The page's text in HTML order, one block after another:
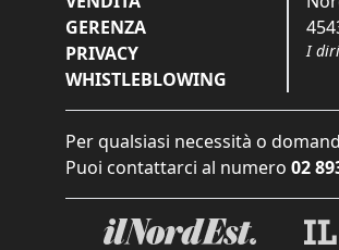
GERENZA
PRIVACY
WHISTLEBLOWING
I
Per qualsiasi necessità o
Puoi contattarci al numero 02